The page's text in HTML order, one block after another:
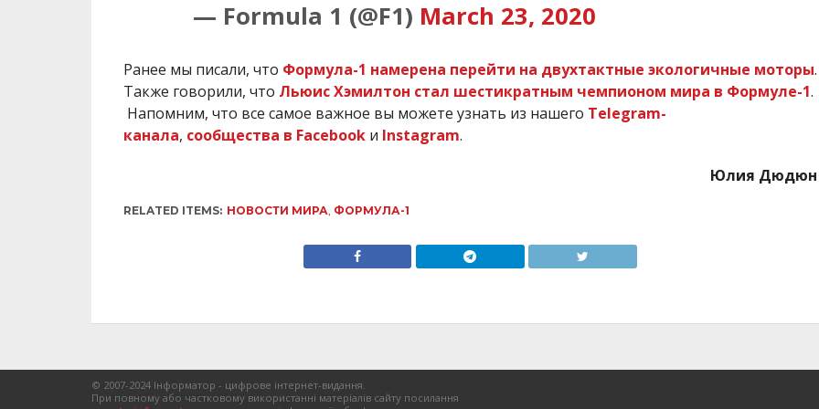
— Formula 1 (@F1) March 23, 2020
Ранее мы писали, что Формула-1 намерена перейти на двухтактные экологичные моторы.
Также говорили, что Льюис Хэмилтон стал шестикратным чемпионом мира в Формуле-1.
Напомним, что все самое важное вы можете узнать из нашего Telegram-
канала, сообщества в Facebookи Instagram.
Юлия Дюдюн
RELATED ITEMS: НОВОСТИ МИРА, ФОРМУЛА-1
© 2007-2024 Інформатор - цифрове інтернет-видання.
При повному або частковому використанні матеріалів сайту посилання